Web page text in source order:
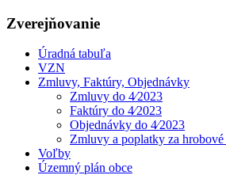
Zverejňovanie
Úradná tabuľa
VZN
Zmluvy, Faktúry, Objednávky
Zmluvy do 4⁄2023
Faktúry do 4⁄2023
Objednávky do 4⁄2023
Zmluvy a poplatky za hrobové
Voľby
Územný plán obce